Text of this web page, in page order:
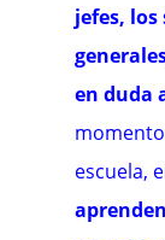
jefes,
en duda
escuela,